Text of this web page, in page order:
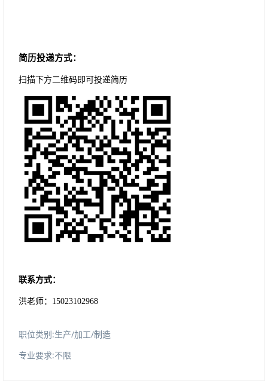
简历投递方式：
扫描下方二维码即可投递简历
联系方式：
洪老师： 15023102968
职位类别:生产/加工/制造
专业要求:不限